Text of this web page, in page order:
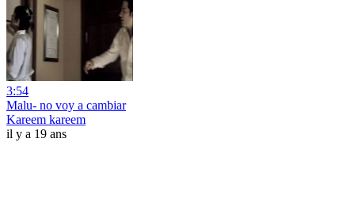
3:54
Malu- no voy a cambiar
Kareem kareem
il y a 19 ans